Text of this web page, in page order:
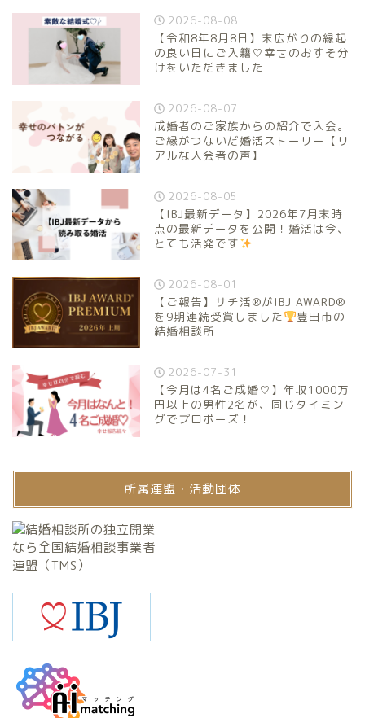
2026-08-08
【令和8年8月8日】末広がりの縁起
の良い日にご入籍♡幸せのおすそ分
けをいただきました
2026-08-07
成婚者のご家族からの紹介で入会。
ご縁がつないだ婚活ストーリー【リ
アルな入会者の声】
2026-08-05
【IBJ最新データ】2026年7月末時
点の最新データを公開！婚活は今、
とても活発です
2026-08-01
【ご報告】サチ活®がIBJ AWARD®
を9期連続受賞しました
豊田市の
結婚相談所
2026-07-31
【今月は4名ご成婚♡】年収1000万
円以上の男性2名が、同じタイミン
グでプロポーズ！
所属連盟・活動団体